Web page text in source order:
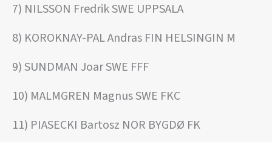
7) NILSSON Fredrik SWE UPPSALA
8) KOROKNAY-PAL Andras FIN HELSINGIN M
9) SUNDMAN Joar SWE FFF
10) MALMGREN Magnus SWE FKC
11) PIASECKI Bartosz NOR BYGDØ FK